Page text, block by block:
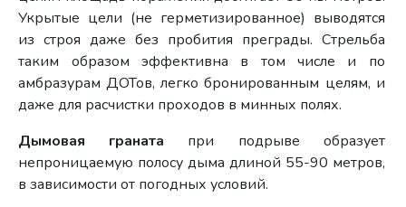
Укрытые цели (не герметизированное) выводятся
из строя даже без пробития преграды. Стрельба
таким образом эффективна в том числе и по
амбразурам ДОТов, легко бронированным целям, и
даже для расчистки проходов в минных полях.
Дымовая граната при подрыве образует
непроницаемую полосу дыма длиной 55-90 метров,
в зависимости от погодных условий.